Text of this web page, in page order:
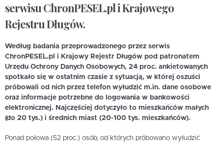
serwisu ChronPESEL.pl i Krajowego
Rejestru Długów.
Według badania przeprowadzonego przez serwis
ChronPESEL.pl i Krajowy Rejestr Długów pod patronatem
Urzędu Ochrony Danych Osobowych, 24 proc. ankietowanych
spotkało się w ostatnim czasie z sytuacją, w której oszuści
próbowali od nich przez telefon wyłudzić m.in. dane osobowe
oraz informacje potrzebne do logowania w bankowości
elektronicznej. Najczęściej dotyczyło to mieszkańców małych
(do 20 tys.) i średnich miast (20-100 tys. mieszkańców).
Ponad połowa (52 proc.) osób, od których próbowano wyłudzić